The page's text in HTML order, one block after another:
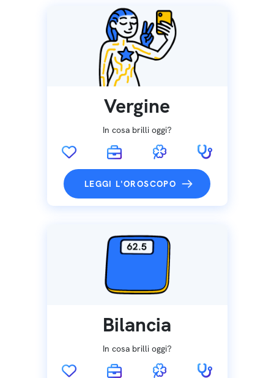
Vergine
In cosa brilli oggi?
LEGGI L'OROSCOPO
Bilancia
In cosa brilli oggi?